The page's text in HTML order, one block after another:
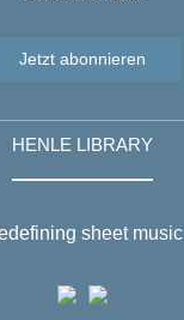
Jetzt abonnieren
HENLE LIBRARY
sheet music